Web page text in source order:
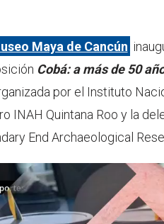
Maya de Cancún
Cobá: a más de 50
por el Instituto
INAH Quintana Roo y la
End Archaeological